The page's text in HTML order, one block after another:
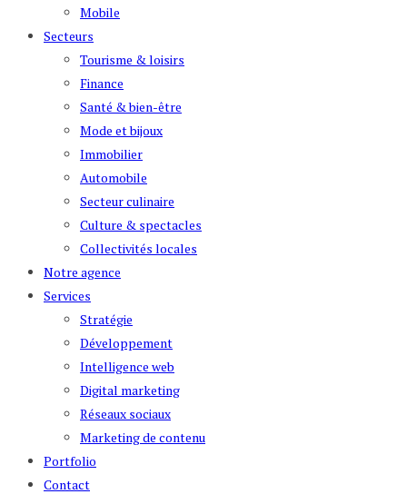
Mobile
Secteurs
Tourisme & loisirs
Finance
Santé & bien-être
Mode et bijoux
Immobilier
Automobile
Secteur culinaire
Culture & spectacles
Collectivités locales
Notre agence
Services
Stratégie
Développement
Intelligence web
Digital marketing
Réseaux sociaux
Marketing de contenu
Portfolio
Contact